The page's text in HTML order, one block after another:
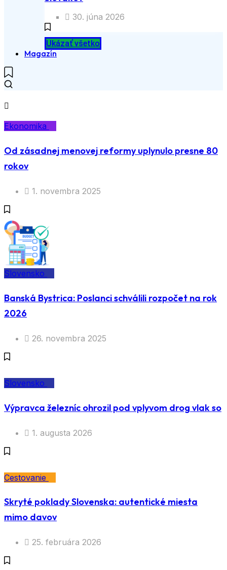
30. júna 2026
Ukázať všetko
Magazín
Ekonomika
Od zásadnej menovej reformy uplynulo presne 80
rokov
1. novembra 2025
Slovensko
Banská Bystrica: Poslanci schválili rozpočet na rok
2026
26. novembra 2025
Slovensko
Výpravca železníc ohrozil pod vplyvom drog vlak so
1. augusta 2026
Cestovanie
Skryté poklady Slovenska: autentické miesta
mimo davov
25. februára 2026